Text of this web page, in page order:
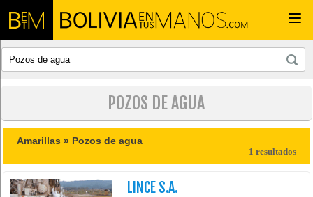
POZOS DE AGUA
Amarillas » Pozos de agua
1 resultados
LINCE S.A.